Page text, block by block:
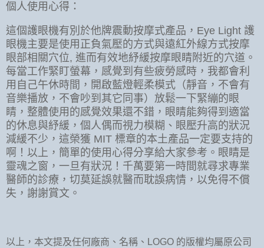
個人使用心得：
這個護眼機有別於他牌震動按摩式產品，Eye Light 護
眼機主要是使用正負氣壓的方式與遠紅外線方式按摩
眼部相關穴位, 進而有效地紓緩按摩眼睛附近的穴道。
每當工作緊盯螢幕，感覺到有些疲勞感時，我都會利
用自己午休時間，開啟藍燈輕柔模式（靜音，不會有
音樂播放，不會吵到其它同事）放鬆一下緊繃的眼
睛，整體使用的感覺效果還不錯，眼睛能夠得到適當
的休息與紓緩，個人偶而視力模糊、眼壓升高的狀況
減緩不少，這榮獲 MIT 標章的本土產品一定要支持的
啊！以上，簡單的使用心得分享給大家參考。眼睛是
靈魂之窗，一旦有狀況！千萬要第一時間就尋求專業
醫師的診療，切莫延誤就醫而耽誤病情，以免得不償
失，謝謝賞文。
以上，本文提及任何廠商、名稱、LOGO 的版權均屬原公司